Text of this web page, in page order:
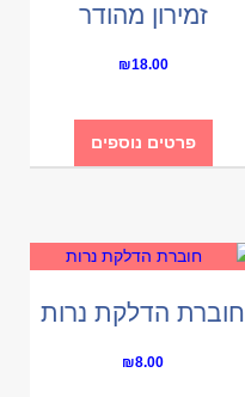
זמירון מהודר
₪18.00
פרטים נוספים
חוברת הדלקת נרות
₪8.00